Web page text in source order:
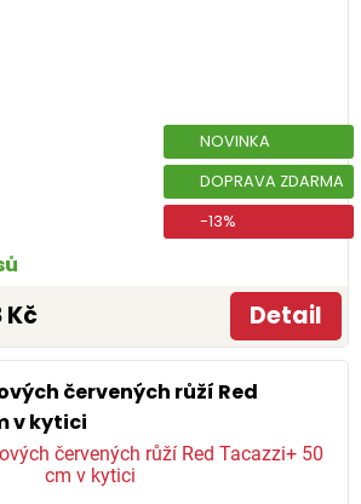
NOVINKA
DOPRAVA ZDARMA
-13%
Kč Detail
červených růží Red
v kytici